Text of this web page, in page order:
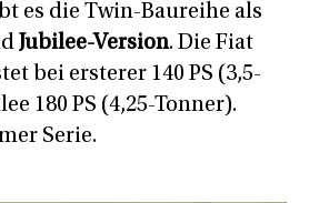
es die Twin-Baureihe als
Jubilee-Version. Die Fiat
bei ersterer 140 PS (3,5-
180 PS (4,25-Tonner).
Serie.